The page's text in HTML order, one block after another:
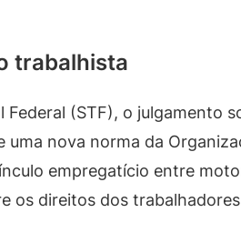
trabalhista
Federal (STF), o julgamento
uma nova norma da
empregatício entre
os direitos dos